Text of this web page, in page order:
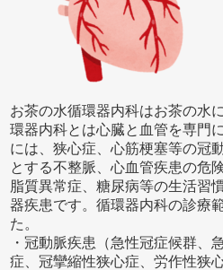
お茶の水循環器内科はお茶の水
環器内科とは心臓と血管を専門
には、狭心症、心筋梗塞等の冠
とする不整脈、心血管疾患の危
脂質異常症、糖尿病等の生活習
器疾患です。循環器内科の診療
た。
・冠動脈疾患（急性冠症候群、
症、冠攣縮性狭心症、労作性狭